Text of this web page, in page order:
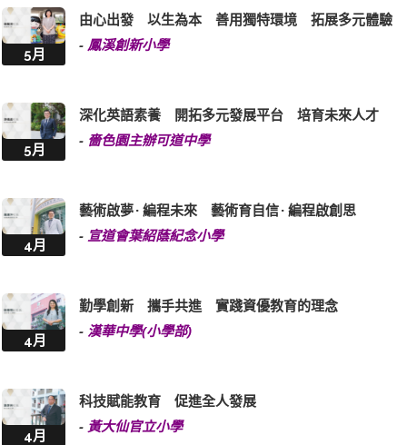
5月
由心出發 以生為本 善用獨特環境 拓展多元體驗
- 鳳溪創新小學
5月
深化英語素養 開拓多元發展平台 培育未來人才
- 嗇色園主辦可道中學
4月
藝術啟夢 · 編程未來 藝術育自信 · 編程啟創思
- 宣道會葉紹蔭紀念小學
4月
勤學創新 攜手共進 實踐資優教育的理念
- 漢華中學(小學部)
4月
科技賦能教育 促進全人發展
- 黃大仙官立小學